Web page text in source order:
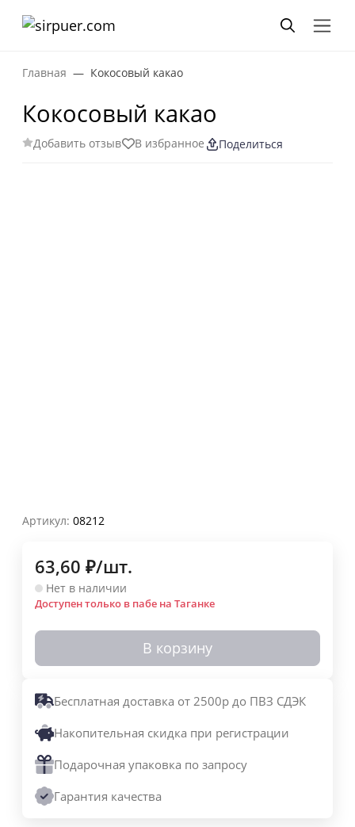
Главная Кокосовый какао
Кокосовый какао
Добавить отзыв В избранное Поделиться
Артикул: 08212
63,60 ₽/шт.
Нет в наличии
Доступен только в пабе на Таганке
В корзину
Бесплатная доставка от 2500р до ПВЗ СДЭК
Накопительная скидка при регистрации
Подарочная упаковка по запросу
Гарантия качества